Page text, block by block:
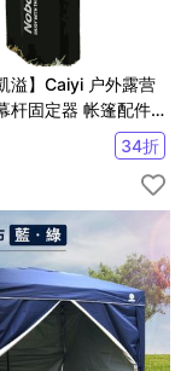
溢】Caiyi 户外露营
杆固定器 帐篷配件
架 送收納袋
34折